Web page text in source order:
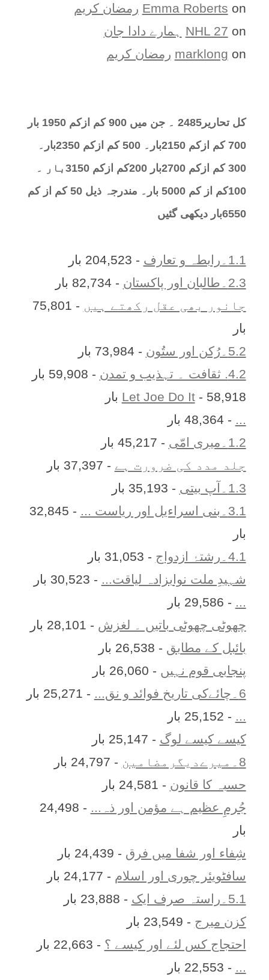
Emma Roberts on
رمضان کریم
NHL 27 on
ہمارے دادا جان
marklong on رمضان کریم
کل تحارير2485 ۔ جن میں 900 کم ازکم 1950 بار
700 کم ازکم 2150بار۔ 500 کم ازکم 2350بار۔
300 کم ازکم 2700بار 200کم ازکم 3150بار ۔
100کم از کم 5000 بار۔ مندرجہ ذیل 50 کم از کم
6550بار دیکھی گئیں
1.1۔رابطہ و تعارف
- 204,523 بار
2.3۔طالبان اور پاکستان
- 82,734 بار
جانور بھی عقل رکھتے ہیں
- 75,801
بار
5.2۔رُکن اور ستُون
- 73,984 بار
4.2. ثقافت ۔ تہذیب و تمدن
- 59,908 بار
Let Joe Do It- 58,918 بار
... - 48,364 بار
1.2۔میری امّی
- 45,217 بار
جلد مدد کی ضرورت ہے - 37,397 بار
1.3۔آپ بیتی
- 35,193 بار
3.1۔بنی اسراءیل اور ریاست ...
- 32,845
بار
4.1۔رشتۂ ازدواج
- 31,053 بار
شہیدِ ملت نوابزادہ لیاقت... - 30,523 بار
... - 29,586 بار
چھوٹی چھوٹی باتیں ۔ لغزش - 28,101 بار
بائبل کے مطابق - 26,538 بار
پنجابی قوم نہیں - 26,060 بار
6۔چائےکی تاریخ فوائد و نق...
- 25,271 بار
... - 25,152 بار
کیسے کیسے لوگ - 25,147 بار
8۔میرےدیگرمضامین
- 24,797 بار
حسبہ کا قانون - 24,581 بار
جُرمِ عظیم ہے مؤمن اور ذہ...
- 24,498
بار
شِفاء اور شفا میں فرق - 24,439 بار
سافٹویئر چوری اور اسلام - 24,177 بار
5.1۔راستہ صرف ایک
- 23,888 بار
کزن ميرج - 23,549 بار
احتجاج کس لئے اور کیسے ؟ - 22,663 بار
... - 22,553 بار